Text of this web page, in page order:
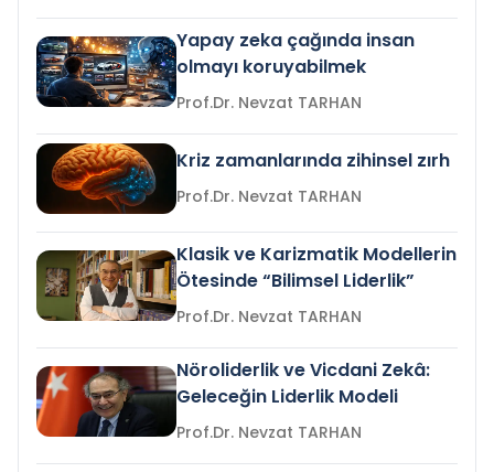
Yapay zeka çağında insan
olmayı koruyabilmek
Prof.Dr. Nevzat TARHAN
Kriz zamanlarında zihinsel zırh
Prof.Dr. Nevzat TARHAN
Klasik ve Karizmatik Modellerin
Ötesinde “Bilimsel Liderlik”
Prof.Dr. Nevzat TARHAN
Nöroliderlik ve Vicdani Zekâ:
Geleceğin Liderlik Modeli
Prof.Dr. Nevzat TARHAN